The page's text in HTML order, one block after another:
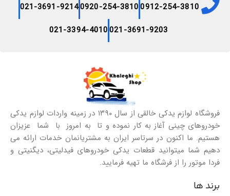
0912-254-3810
0920-254-3810
021-3691-9214
021-3691-9203
021-3394-4010
فروشگاه لوازم یدکی خالقی از سال ۱۳۹۰ در زمینه واردات لوازم یدکی
خودروهای چینی آغاز به کار نموده و تا به امروز با شما عزیزان
هستیم. ما اکنون در سرتاسر ایران به مشتریانمان خدمات ارائه می
دهیم شما میتوانید قطعات یدکی خودروهای فیدلیتی، دیگنیتی و
فردا موتور را از فرشگاه ما تهیه فرمایید.
برند ها